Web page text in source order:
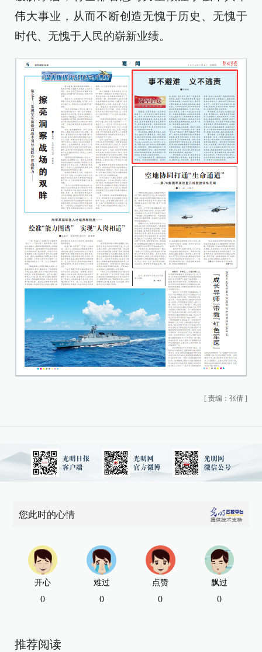
伟大事业，从而不断创造无愧于历史、无愧于
时代、无愧于人民的崭新业绩。
[ 责编：张倩 ]
您此时的心情
开心
0
难过
0
点赞
0
飘过
0
推荐阅读